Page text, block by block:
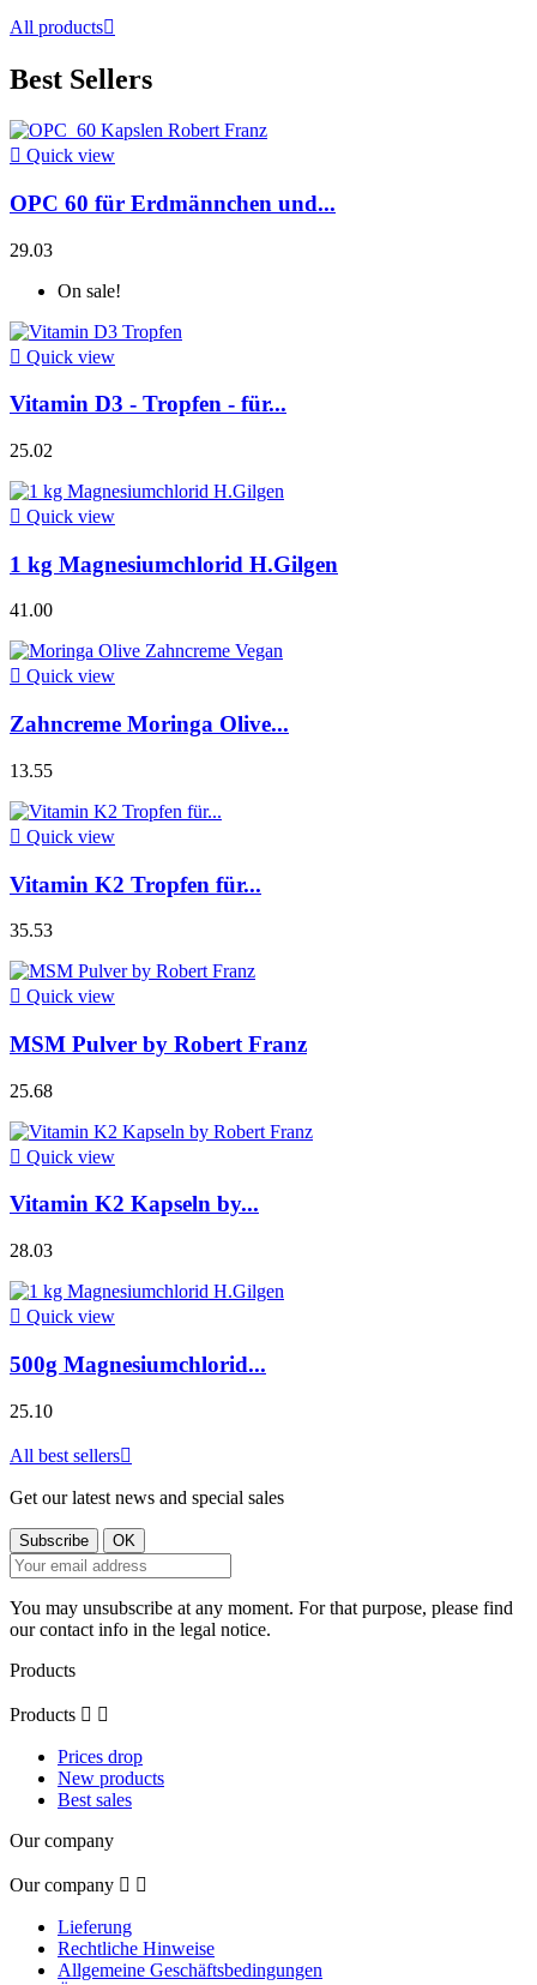
All products
Best Sellers
 Quick view
OPC 60 für Erdmännchen und...
29.03
On sale!
 Quick view
Vitamin D3 - Tropfen - für...
25.02
 Quick view
1 kg Magnesiumchlorid H.Gilgen
41.00
 Quick view
Zahncreme Moringa Olive...
13.55
 Quick view
Vitamin K2 Tropfen für...
35.53
 Quick view
MSM Pulver by Robert Franz
25.68
 Quick view
Vitamin K2 Kapseln by...
28.03
 Quick view
500g Magnesiumchlorid...
25.10
All best sellers
Get our latest news and special sales
You may unsubscribe at any moment. For that purpose, please find
our contact info in the legal notice.
Products
Products  
Prices drop
New products
Best sales
Our company
Our company  
Lieferung
Rechtliche Hinweise
Allgemeine Geschäftsbedingungen